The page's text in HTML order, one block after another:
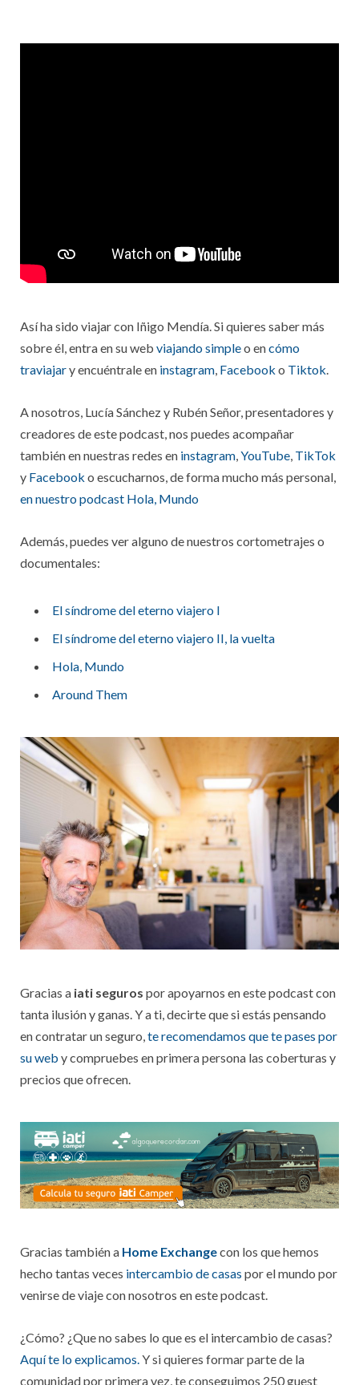
Así ha sido viajar con Iñigo Mendía. Si quieres saber más
sobre él, entra en su web viajando simpleo encómo
traviajary encuéntrale en instagram Facebook o Tiktok
A nosotros, Lucía Sánchez y Rubén Señor, presentadores y
creadores de este podcast, nos puedes acompañar
también en nuestras redes en instagram YouTube TikTok
y Facebook o escucharnos, de forma mucho más personal,
en nuestro podcast Hola, Mundo
Además, puedes ver alguno de nuestros cortometrajes o
documentales:
El síndrome del eterno viajero I
El síndrome del eterno viajero II, la vuelta
Hola, Mundo
Around Them
Gracias a iati seguros por apoyarnos en este podcast con
tanta ilusión y ganas. Y a ti, decirte que si estás pensando
en contratar un seguro,te recomendamos que te pases por
su web y compruebes en primera persona las coberturas y
precios que ofrecen.
Gracias también a Home Exchangecon los que hemos
hecho tantas veces intercambio de casas por el mundo por
venirse de viaje con nosotros en este podcast.
¿Cómo? ¿Que no sabes lo que es el intercambio de casas?
Aquí te lo explicamos.Y si quieres formar parte de la
comunidad por primera vez, te conseguimos 250 guest